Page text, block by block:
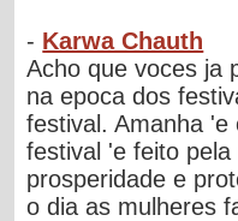
- Karwa Chauth
Acho que voces ja
na epoca dos
festival. Amanha
festival 'e feito
prosperidade e
o dia as mulheres